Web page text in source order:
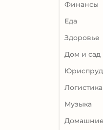
Финансы
Еда
Здоровье
Дом и сад
Логистика
Музыка